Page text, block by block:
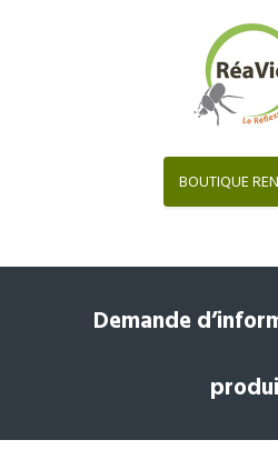
BOUTIQUE
Demande